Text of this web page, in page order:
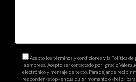
Acepto los términos y condiciones y la Política
la empresa. Acepto ser contactado por Ignacio
electrónico y mensaje de texto. Para dejar de recibir
responder «stop» en cualquier momento o «help»